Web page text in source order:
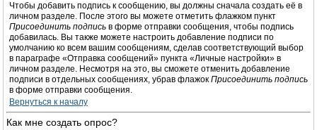
Чтобы добавить подпись к сообщению, вы должны сначала создать её в
личном разделе. После этого вы можете отметить флажком пункт
Присоединить подпись в форме отправки сообщения, чтобы подпись
добавилась. Вы также можете настроить добавление подписи по
умолчанию ко всем вашим сообщениям, сделав соответствующий выбор
в параграфе «Отправка сообщений» пункта «Личные настройки» в
личном разделе. Несмотря на это, вы сможете отменить добавление
подписи в отдельных сообщениях, убрав флажок Присоединить подпись
в форме отправки сообщения.
Вернуться к началу
Как мне создать опрос?